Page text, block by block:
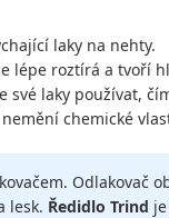
laky na nehty.
lépe roztírá a tvoří
laky používat,
chemické
Odlakovač
lesk. Ředidlo Trind